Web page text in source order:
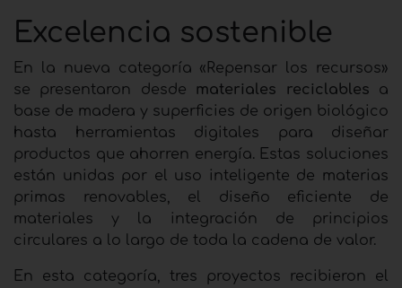
Excelencia sostenible
En la nueva categoría «Repensar los recursos»
se presentaron desde materiales reciclables a
base de madera y superficies de origen biológico
hasta herramientas digitales para diseñar
productos que ahorren energía. Estas soluciones
están unidas por el uso inteligente de materias
primas renovables, el diseño eficiente de
materiales y la integración de principios
circulares a lo largo de toda la cadena de valor.
En esta categoría, tres proyectos recibieron el